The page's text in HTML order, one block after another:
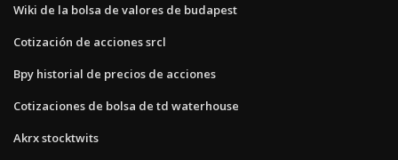
Wiki de la bolsa de valores de budapest
Cotización de acciones srcl
Bpy historial de precios de acciones
Cotizaciones de bolsa de td waterhouse
Akrx stocktwits